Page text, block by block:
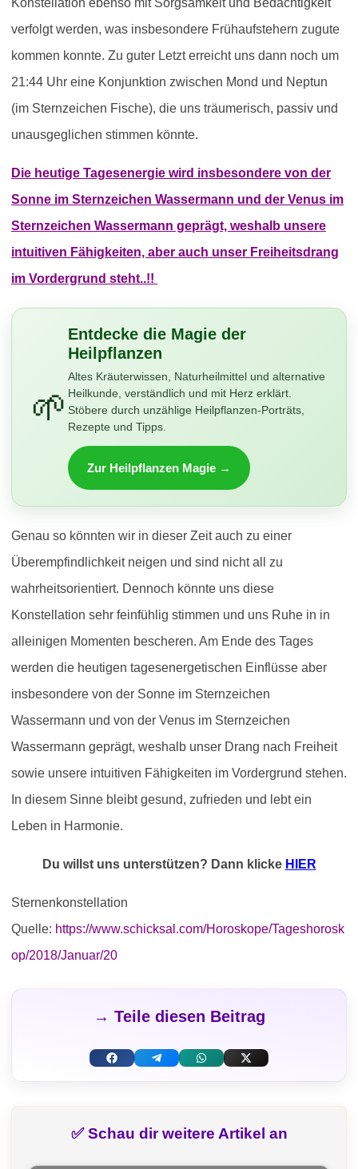
Konstellation ebenso mit Sorgsamkeit und Bedächtigkeit
verfolgt werden, was insbesondere Frühaufstehern zugute
kommen konnte. Zu guter Letzt erreicht uns dann noch um
21:44 Uhr eine Konjunktion zwischen Mond und Neptun
(im Sternzeichen Fische), die uns träumerisch, passiv und
unausgeglichen stimmen könnte.
Die heutige Tagesenergie wird insbesondere von der
Sonne im Sternzeichen Wassermann und der Venus im
Sternzeichen Wassermann geprägt, weshalb unsere
intuitiven Fähigkeiten, aber auch unser Freiheitsdrang
im Vordergrund steht..!!
🌱
Entdecke die Magie der
Heilpflanzen
Altes Kräuterwissen, Naturheilmittel und alternative
Heilkunde, verständlich und mit Herz erklärt.
Stöbere durch unzählige Heilpflanzen-Porträts,
Rezepte und Tipps.
Zur Heilpflanzen Magie →
Genau so könnten wir in dieser Zeit auch zu einer
Überempfindlichkeit neigen und sind nicht all zu
wahrheitsorientiert. Dennoch könnte uns diese
Konstellation sehr feinfühlig stimmen und uns Ruhe in in
alleinigen Momenten bescheren. Am Ende des Tages
werden die heutigen tagesenergetischen Einflüsse aber
insbesondere von der Sonne im Sternzeichen
Wassermann und von der Venus im Sternzeichen
Wassermann geprägt, weshalb unser Drang nach Freiheit
sowie unsere intuitiven Fähigkeiten im Vordergrund stehen.
In diesem Sinne bleibt gesund, zufrieden und lebt ein
Leben in Harmonie.
Du willst uns unterstützen? Dann klicke HIER
Sternenkonstellation
Quelle: https://www.schicksal.com/Horoskope/Tageshorosk
op/2018/Januar/20
→ Teile diesen Beitrag
F
T
W
X
✅ Schau dir weitere Artikel an